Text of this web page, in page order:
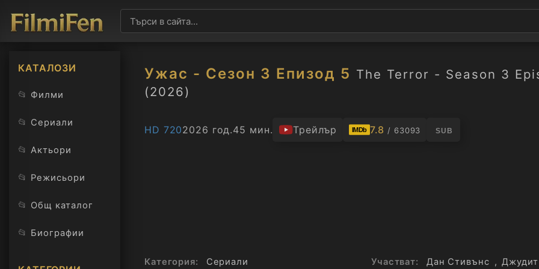
КАТАЛОЗИ
📂 Филми
📂 Сериали
📂 Актьори
📂 Режисьори
📂 Общ каталог
📂 Биографии
Ужас - Сезон 3 Епизод 5 The Terror - Season 3
(2026)
HD 7202026 год.45 мин. Трейлър IMDb 7.8 / 63093 SUB
Категория:
Сериали
Участват: Дан Стивънс ,